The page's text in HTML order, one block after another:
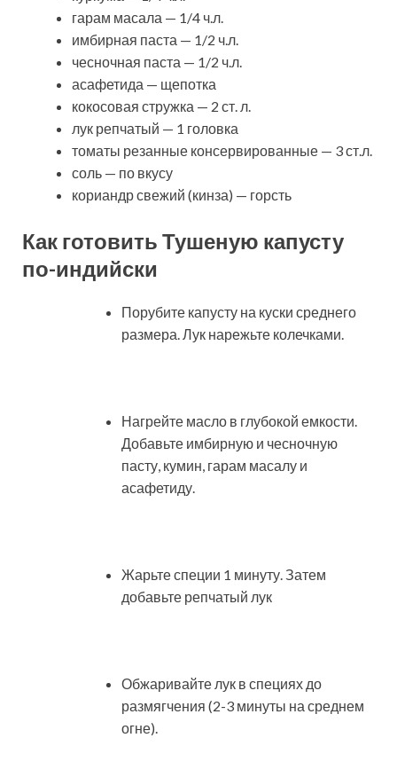
гарам масала — 1/4 ч.л.
имбирная паста — 1/2 ч.л.
чесночная паста — 1/2 ч.л.
асафетида — щепотка
кокосовая стружка — 2 ст. л.
лук репчатый — 1 головка
томаты резанные консервированные — 3 ст.л.
соль — по вкусу
кориандр свежий (кинза) — горсть
Как готовить Тушеную капусту
по-индийски
Порубите капусту на куски среднего
размера. Лук нарежьте колечками.
Нагрейте масло в глубокой емкости.
Добавьте имбирную и чесночную
пасту, кумин, гарам масалу и
асафетиду.
Жарьте специи 1 минуту. Затем
добавьте репчатый лук
Обжаривайте лук в специях до
размягчения (2-3 минуты на среднем
огне).